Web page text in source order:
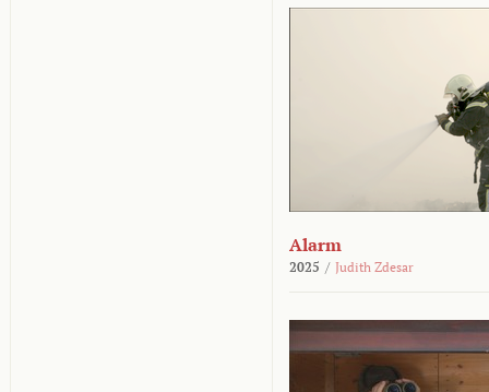
Alarm
2025 / Judith Zdesar